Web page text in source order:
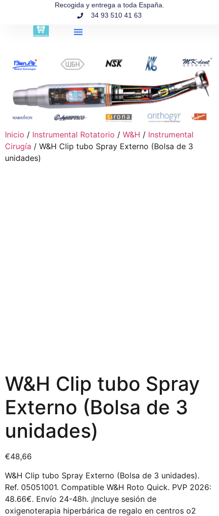
Recogida y entrega a toda España.
34 93 510 41 63
Inicio / Instrumental Rotatorio / W&H / Instrumental
Cirugía / W&H Clip tubo Spray Externo (Bolsa de 3
unidades)
W&H Clip tubo Spray
Externo (Bolsa de 3
unidades)
€48,66
W&H Clip tubo Spray Externo (Bolsa de 3 unidades).
Ref. 05051001. Compatible W&H Roto Quick. PVP 2026:
48.66€. Envío 24-48h. ¡Incluye sesión de
oxigenoterapia hiperbárica de regalo en centros o2